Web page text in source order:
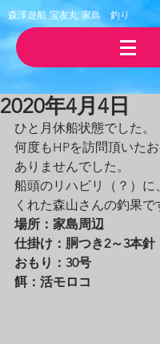
森澤遊船 宝友丸 ​家島 釣り
2020年4月4日
ひと月休船状態でした。
何度もHPを訪問頂いた
ありませんでした。
船頭のリハビリ（？）に
くれた森山さんの釣果で
場所：家島周辺
仕掛け：胴つき2～3本針
おもり：30号
餌：活モロコ